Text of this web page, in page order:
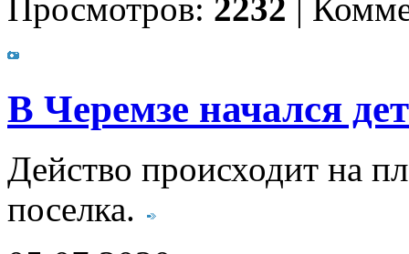
Просмотров: 2232 |
В Черемзе начался
Действо происходит на
поселка.